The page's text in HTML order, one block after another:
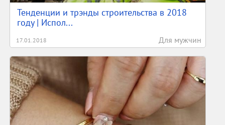
Тенденции и трэнды строительства в 2018
году | Испол...
17.01.2018 Для мужчин